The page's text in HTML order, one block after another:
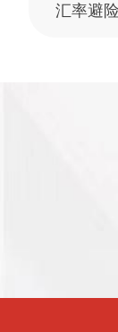
汇率避险